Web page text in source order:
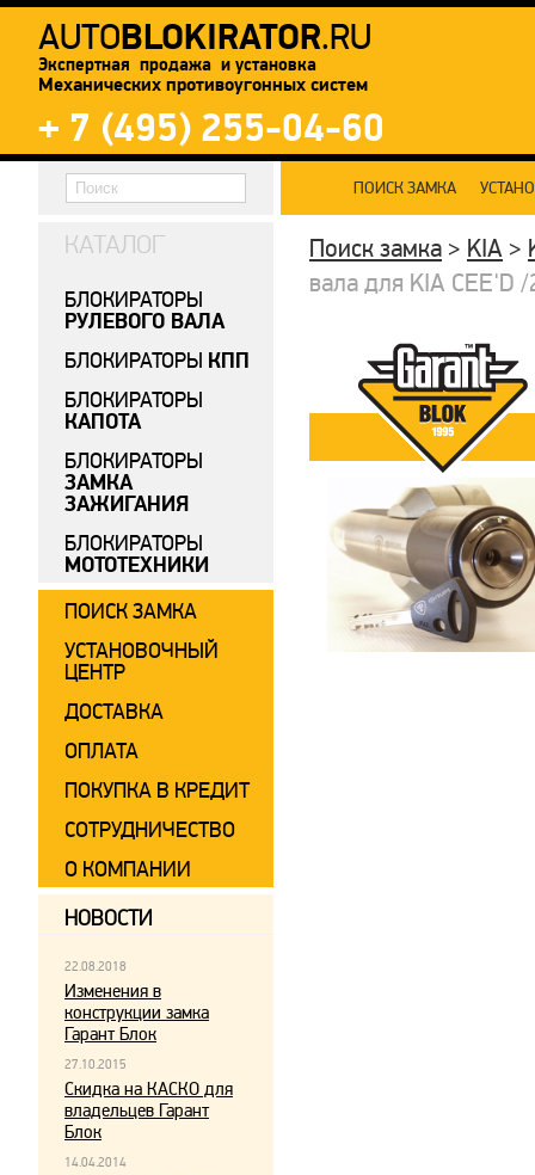
AUTOBLOKIRATOR.RU
Экспертная продажа и установка
Механических противоугонных систем
+ 7 (495) 255-04-60
ПОИСК ЗАМКА
Поиск замка > KIA >
вала для KIA
КАТАЛОГ
БЛОКИРАТОРЫ
РУЛЕВОГО ВАЛА
БЛОКИРАТОРЫ КПП
БЛОКИРАТОРЫ
КАПОТА
БЛОКИРАТОРЫ
ЗАМКА
ЗАЖИГАНИЯ
БЛОКИРАТОРЫ
МОТОТЕХНИКИ
ПОИСК ЗАМКА
УСТАНОВОЧНЫЙ
ЦЕНТР
ДОСТАВКА
ОПЛАТА
ПОКУПКА В КРЕДИТ
СОТРУДНИЧЕСТВО
О КОМПАНИИ
НОВОСТИ
22.08.2018
Изменения в
конструкции замка
Гарант Блок
27.10.2015
Скидка на КАСКО для
владельцев Гарант
Блок
14.04.2014